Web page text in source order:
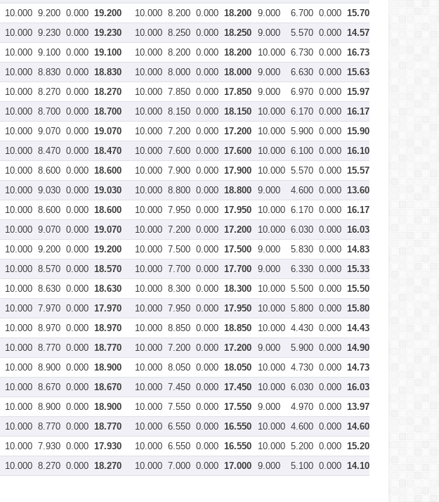
10.000 9.200 0.000 19.200 10.000 8.200 0.000 18.200 9.000 6.700 0.000 15.700
10.000 9.230 0.000 19.230 10.000 8.250 0.000 18.250 9.000 5.570 0.000 14.570
10.000 9.100 0.000 19.100 10.000 8.200 0.000 18.200 10.000 6.730 0.000 16.730
10.000 8.830 0.000 18.830 10.000 8.000 0.000 18.000 9.000 6.630 0.000 15.630
10.000 8.270 0.000 18.270 10.000 7.850 0.000 17.850 9.000 6.970 0.000 15.970
10.000 8.700 0.000 18.700 10.000 8.150 0.000 18.150 10.000 6.170 0.000 16.170
10.000 9.070 0.000 19.070 10.000 7.200 0.000 17.200 10.000 5.900 0.000 15.900
10.000 8.470 0.000 18.470 10.000 7.600 0.000 17.600 10.000 6.100 0.000 16.100
10.000 8.600 0.000 18.600 10.000 7.900 0.000 17.900 10.000 5.570 0.000 15.570
10.000 9.030 0.000 19.030 10.000 8.800 0.000 18.800 9.000 4.600 0.000 13.600
10.000 8.600 0.000 18.600 10.000 7.950 0.000 17.950 10.000 6.170 0.000 16.170
10.000 9.070 0.000 19.070 10.000 7.200 0.000 17.200 10.000 6.030 0.000 16.030
10.000 9.200 0.000 19.200 10.000 7.500 0.000 17.500 9.000 5.830 0.000 14.830
10.000 8.570 0.000 18.570 10.000 7.700 0.000 17.700 9.000 6.330 0.000 15.330
10.000 8.630 0.000 18.630 10.000 8.300 0.000 18.300 10.000 5.500 0.000 15.500
10.000 7.970 0.000 17.970 10.000 7.950 0.000 17.950 10.000 5.800 0.000 15.800
10.000 8.970 0.000 18.970 10.000 8.850 0.000 18.850 10.000 4.430 0.000 14.430
10.000 8.770 0.000 18.770 10.000 7.200 0.000 17.200 9.000 5.900 0.000 14.900
10.000 8.900 0.000 18.900 10.000 8.050 0.000 18.050 10.000 4.730 0.000 14.730
10.000 8.670 0.000 18.670 10.000 7.450 0.000 17.450 10.000 6.030 0.000 16.030
10.000 8.900 0.000 18.900 10.000 7.550 0.000 17.550 9.000 4.970 0.000 13.970
10.000 8.770 0.000 18.770 10.000 6.550 0.000 16.550 10.000 4.600 0.000 14.600
10.000 7.930 0.000 17.930 10.000 6.550 0.000 16.550 10.000 5.200 0.000 15.200
10.000 8.270 0.000 18.270 10.000 7.000 0.000 17.000 9.000 5.100 0.000 14.100